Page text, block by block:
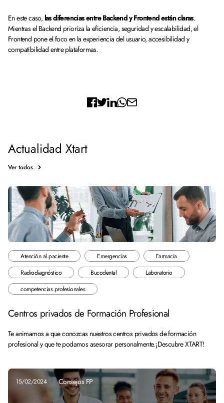
En este caso, las diferencias entre Backend y Frontend están claras.
Mientras el Backend prioriza la eficiencia, seguridad y escalabilidad, el
Frontend pone el foco en la experiencia del usuario, accesibilidad y
compatibilidad entre plataformas.
Actualidad Xtart
Ver todos
Atención al paciente Emergencias
Farmacia
Radiodiagnóstico
Bucodental
Laboratorio
competencias profesionales
Centros privados de Formación Profesional
Te animamos a que conozcas nuestros centros privados de formación
profesional y que te podamos asesorar personalmente. ¡Descubre XTART!
15/02/2024 Consejos FP